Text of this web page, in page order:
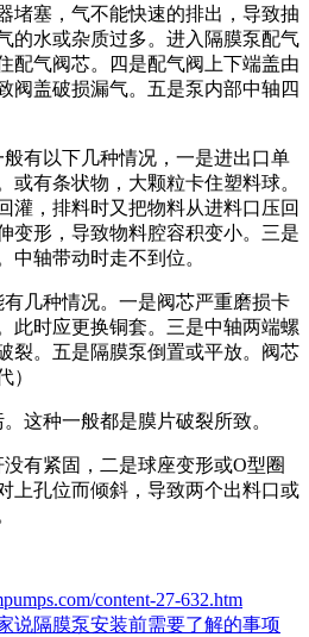
堵塞，气不能快速的排出，导致抽
的水或杂质过多。进入隔膜泵配气
配气阀芯。四是配气阀上下端盖由
阀盖破损漏气。五是泵内部中轴四
有以下几种情况，一是进出口单
或有条状物，大颗粒卡住塑料球。
灌，排料时又把物料从进料口压回
变形，导致物料腔容积变小。三是
中轴带动时走不到位。
几种情况。一是阀芯严重磨损卡
此时应更换铜套。三是中轴两端螺
裂。五是隔膜泵倒置或平放。阀芯
）
这种一般都是膜片破裂所致。
有紧固，二是球座变形或O型圈
上孔位而倾斜，导致两个出料口或
content-27-632.htm
说隔膜泵安装前需要了解的事项